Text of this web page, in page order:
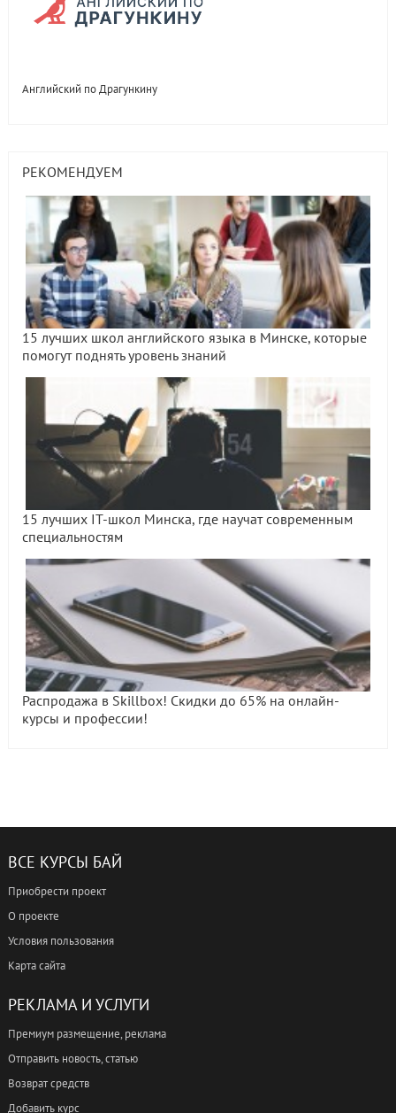
Английский по Драгункину
РЕКОМЕНДУЕМ
15 лучших школ английского языка в Минске, которые
помогут поднять уровень знаний
15 лучших IT-школ Минска, где научат современным
специальностям
Распродажа в Skillbox! Скидки до 65% на онлайн-
курсы и профессии!
ВСЕ КУРСЫ БАЙ
Приобрести проект
О проекте
Условия пользования
Карта сайта
РЕКЛАМА И УСЛУГИ
Премиум размещение, реклама
Отправить новость, статью
Возврат средств
Добавить курс